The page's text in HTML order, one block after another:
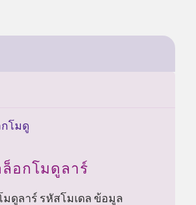
อกโมดูลาร์
ดูลาร์ รหัสโมเดล ข้อมูล